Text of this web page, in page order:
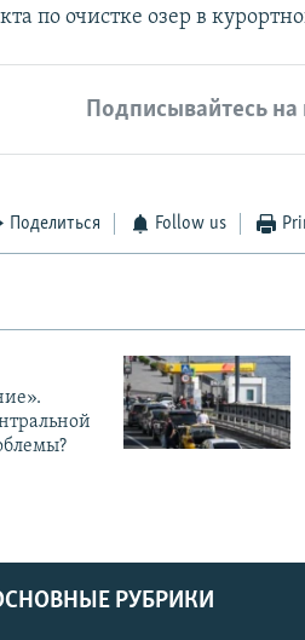
по очистке озер в
Подписывайтесь на
Поделиться Follow us
РУБРИКИ